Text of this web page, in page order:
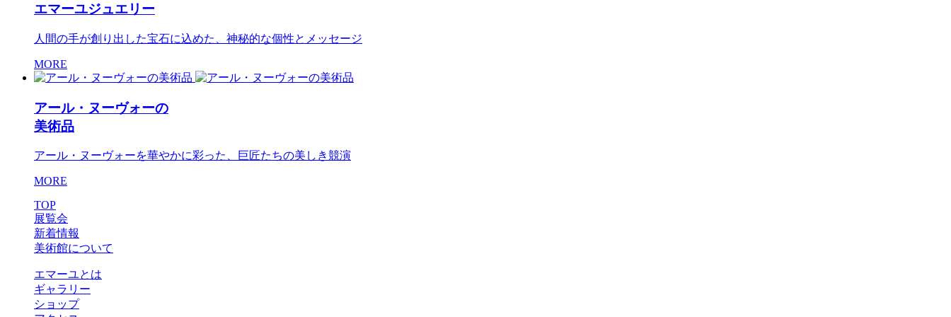
エマーユジュエリー
人間の手が創り出した宝石に込めた、神秘的な個性とメッセージ
MORE
アール・ヌーヴォーの
美術品
アール・ヌーヴォーを華やかに彩った、巨匠たちの美しき競演
MORE
TOP
展覧会
新着情報
美術館について
エマーユとは
ギャラリー
ショップ